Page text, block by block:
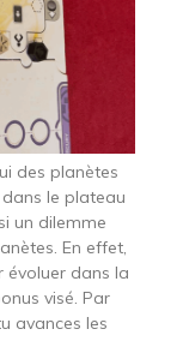
des planètes
le plateau
un dilemme
En effet,
évoluer dans la
visé. Par
avances les